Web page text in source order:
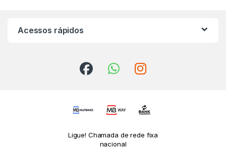
Acessos rápidos
Ligue! Chamada de rede fixa
nacional